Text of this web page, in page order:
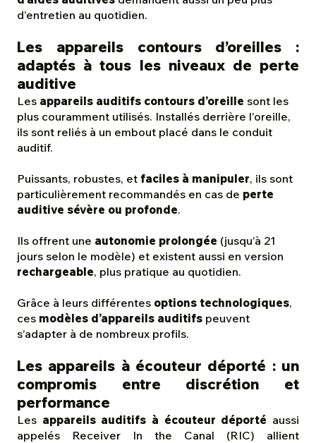
d’entretien au quotidien.
Les appareils contours d’oreilles :
adaptés à tous les niveaux de perte
auditive
Les appareils auditifs contours d’oreille sont les
plus couramment utilisés. Installés derrière l’oreille,
ils sont reliés à un embout placé dans le conduit
auditif.
Puissants, robustes, et faciles à manipuler, ils sont
particulièrement recommandés en cas de perte
auditive sévère ou profonde.
Ils offrent une autonomie prolongée (jusqu’à 21
jours selon le modèle) et existent aussi en version
rechargeable, plus pratique au quotidien.
Grâce à leurs différentes options technologiques,
ces modèles d’appareils auditifs peuvent
s’adapter à de nombreux profils.
Les appareils à écouteur déporté : un
compromis entre discrétion et
performance
Les appareils auditifs à écouteur déporté aussi
appelés Receiver In the Canal (RIC) allient